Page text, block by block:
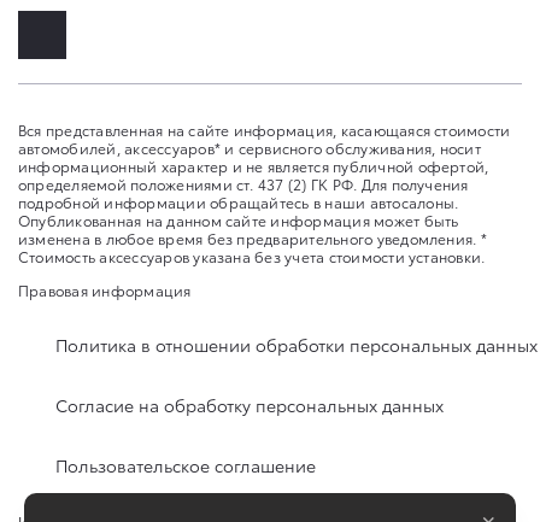
Вся представленная на сайте информация, касающаяся стоимости
автомобилей, аксессуаров* и сервисного обслуживания, носит
информационный характер и не является публичной офертой,
определяемой положениями ст. 437 (2) ГК РФ. Для получения
подробной информации обращайтесь в наши автосалоны.
Опубликованная на данном сайте информация может быть
изменена в любое время без предварительного уведомления. *
Стоимость аксессуаров указана без учета стоимости установки.
Правовая информация
Политика в отношении обработки персональных данных
Согласие на обработку персональных данных
Пользовательское соглашение